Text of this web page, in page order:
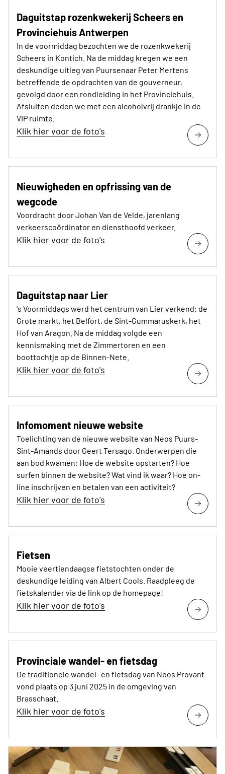
Daguitstap rozenkwekerij Scheers en
Provinciehuis Antwerpen
In de voormiddag bezochten we de rozenkwekerij
Scheers in Kontich. Na de middag kregen we een
deskundige uitleg van Puursenaar Peter Mertens
betreffende de opdrachten van de gouverneur,
gevolgd door een rondleiding in het Provinciehuis.
Afsluiten deden we met een alcoholvrij drankje in de
VIP ruimte.
Klik hier voor de foto's
Nieuwigheden en opfrissing van de
wegcode
Voordracht door Johan Van de Velde, jarenlang
verkeerscoördinator en diensthoofd verkeer.
Klik hier voor de foto's
Daguitstap naar Lier
's Voormiddags werd het centrum van Lier verkend: de
Grote markt, het Belfort, de Sint-Gummaruskerk, het
Hof van Aragon. Na de middag volgde een
kennismaking met de Zimmertoren en een
boottochtje op de Binnen-Nete.
Klik hier voor de foto's
Infomoment nieuwe website
Toelichting van de nieuwe website van Neos Puurs-
Sint-Amands door Geert Tersago. Onderwerpen die
aan bod kwamen: Hoe de website opstarten? Hoe
surfen binnen de website? Wat vind ik waar? Hoe on-
line inschrijven en betalen van een activiteit?
Klik hier voor de foto's
Fietsen
Mooie veertiendaagse fietstochten onder de
deskundige leiding van Albert Cools. Raadpleeg de
fietskalender via de link op de homepage!
Klik hier voor de foto's
Provinciale wandel- en fietsdag
De traditionele wandel- en fietsdag van Neos Provant
vond plaats op 3 juni 2025 in de omgeving van
Brasschaat.
Klik hier voor de foto's